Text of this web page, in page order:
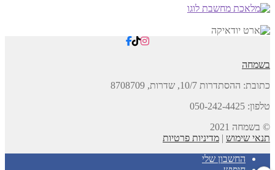
בשמחה
כתובת: ההסתדרות 10/7, שדרות,
8708709
טלפון: 050-242-4425
© בשמחה 2021
תנאי שימוש | מדיניות פרטיות
החשבון שלי